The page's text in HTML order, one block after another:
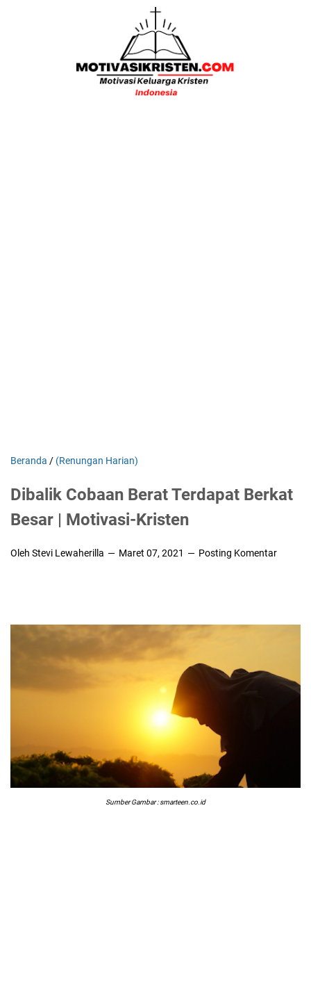
Beranda / (Renungan Harian)
Dibalik Cobaan Berat Terdapat Berkat
Besar | Motivasi-Kristen
Oleh Stevi Lewaherilla Maret 07, 2021 Posting Komentar
Sumber Gambar : smarteen.co.id